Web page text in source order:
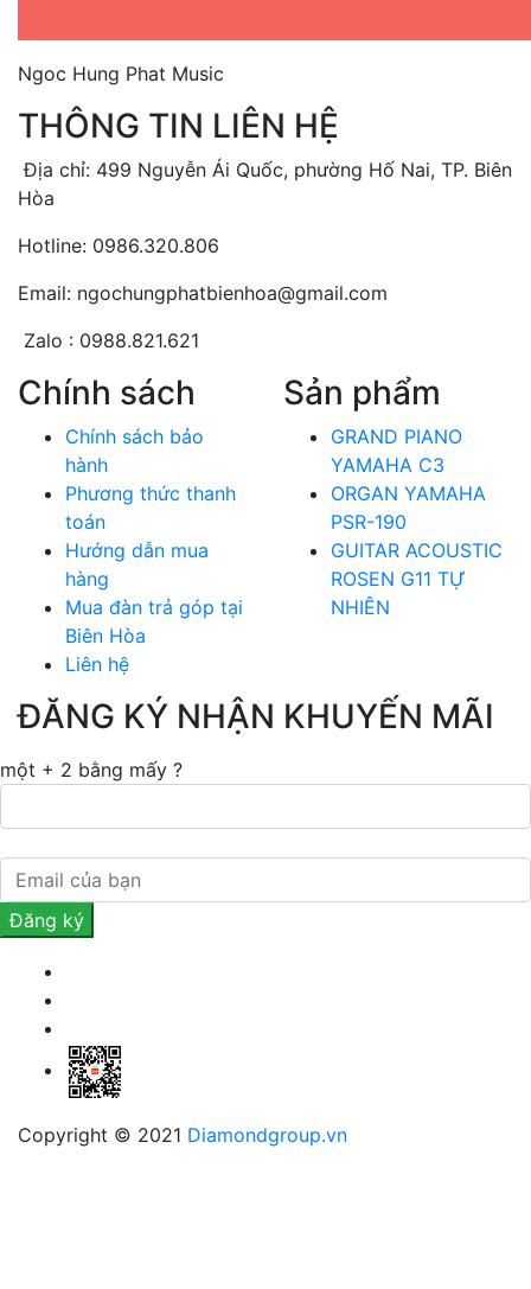
Ngoc Hung Phat Music
THÔNG TIN LIÊN HỆ
Địa chỉ: 499 Nguyễn Ái Quốc, phường Hố Nai, TP. Biên
Hòa
Hotline: 0986.320.806
Email: ngochungphatbienhoa@gmail.com
Zalo : 0988.821.621
Chính sách
Chính sách bảo
hành
Phương thức thanh
toán
Hướng dẫn mua
hàng
Mua đàn trả góp tại
Biên Hòa
Liên hệ
Sản phẩm
GRAND PIANO
YAMAHA C3
ORGAN YAMAHA
PSR-190
GUITAR ACOUSTIC
ROSEN G11 TỰ
NHIÊN
ĐĂNG KÝ NHẬN KHUYẾN MÃI
một + 2 bằng mấy ?
Copyright © 2021 Diamondgroup.vn